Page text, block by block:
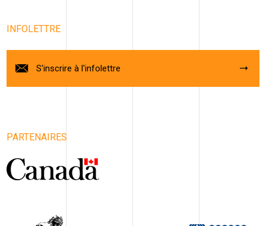
INFOLETTRE
S'inscrire à l'infolettre
PARTENAIRES